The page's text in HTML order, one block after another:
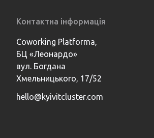
Послуги:
Реєстрація бізнесу в Українї
Recruitment та HR підтримка
Юридичний та операційний супровід
Комплаєнс та безпека
Нетворкінг та розвиток бізнесу
Підтримка стартапів
Маркетингова підтримка
Консьєрж-сервіс
Контактна інформація
Coworking Platforma,
БЦ «Леонардо»
вул. Богдана
Хмельницького, 17/52
hello@kyivitcluster.com